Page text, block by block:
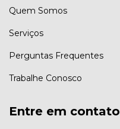
Quem Somos
Serviços
Perguntas Frequentes
Trabalhe Conosco
Entre em contato